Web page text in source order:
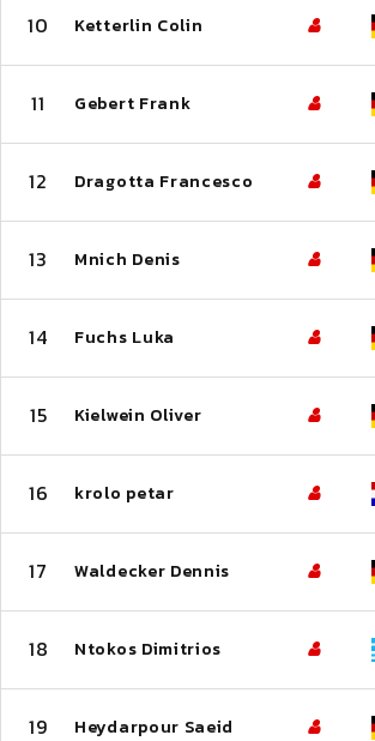
10 Ketterlin Colin
11 Gebert Frank
12 Dragotta Francesco
13 Mnich Denis
14 Fuchs Luka
15 Kielwein Oliver
16 krolo petar
17 Waldecker Dennis
18 Ntokos Dimitrios
19 Heydarpour Saeid